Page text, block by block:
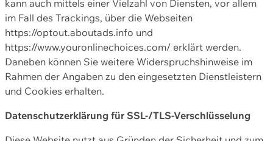
kann auch mittels einer Vielzahl von Diensten, vor allem
im Fall des Trackings, über die Webseiten
https://optout.aboutads.info und
https://www.youronlinechoices.com/ erklärt werden.
Daneben können Sie weitere Widerspruchshinweise im
Rahmen der Angaben zu den eingesetzten Dienstleistern
und Cookies erhalten.
Datenschutzerklärung für SSL-/TLS-Verschlüsselung